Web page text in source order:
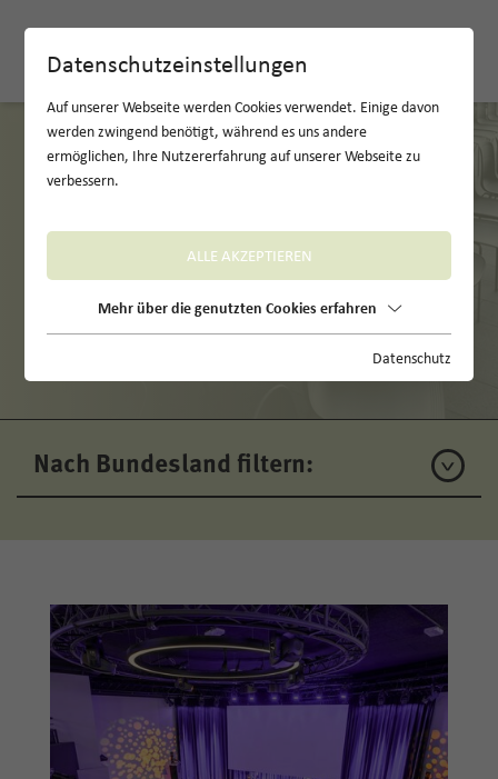
Nach Bundesland filtern:
Datenschutzeinstellungen
Auf unserer Webseite werden Cookies verwendet. Einige davon
werden zwingend benötigt, während es uns andere
ermöglichen, Ihre Nutzererfahrung auf unserer Webseite zu
verbessern.
ALLE AKZEPTIEREN
Mehr über die genutzten Cookies erfahren
Datenschutz